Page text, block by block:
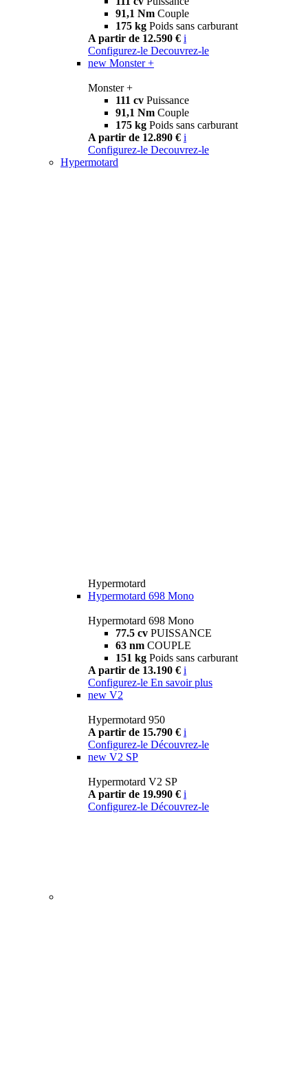
91,1 Nm Couple
175 kg Poids sans carburant
A partir de 12.590 € i
Configurez-le Decouvrez-le
new Monster +
Monster +
111 cv Puissance
91,1 Nm Couple
175 kg Poids sans carburant
A partir de 12.890 € i
Configurez-le Decouvrez-le
Hypermotard
Hypermotard
Hypermotard 698 Mono
Hypermotard 698 Mono
77.5 cv PUISSANCE
63 nm COUPLE
151 kg Poids sans carburant
A partir de 13.190 € i
Configurez-le En savoir plus
new V2
Hypermotard 950
A partir de 15.790 € i
Configurez-le Découvrez-le
new V2 SP
Hypermotard V2 SP
A partir de 19.990 € i
Configurez-le Découvrez-le